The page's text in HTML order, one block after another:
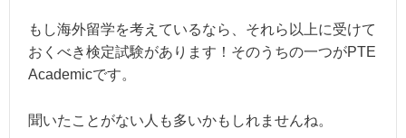
もし海外留学を考えているなら、それら以上に受けて
おくべき検定試験があります！そのうちの一つがPTE
Academicです。
聞いたことがない人も多いかもしれませんね。